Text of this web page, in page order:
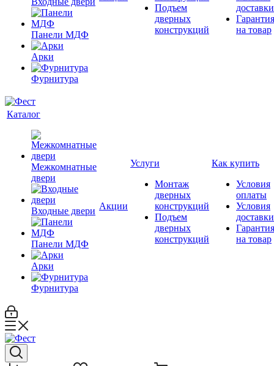
Панели МДФ
Арки
Фурнитура
Подъем
дверных
конструкций
доставки
Гарантия
на товар
Каталог
Межкомнатные
двери
Входные двери
Панели МДФ
Арки
Фурнитура
Акции
Услуги
Монтаж
дверных
конструкций
Подъем
дверных
конструкций
Как купить
Условия
оплаты
Условия
доставки
Гарантия
на товар